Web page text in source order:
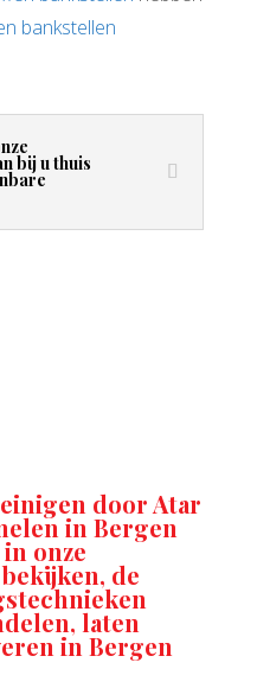
bankstellen
bij u thuis
door Atar
in Bergen
onze
de
laten
in Bergen